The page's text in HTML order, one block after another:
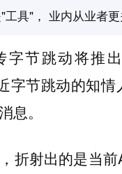
工具"， 业内从业者
节跳动将推出
字节跳动的知情
息。
折射出的是当